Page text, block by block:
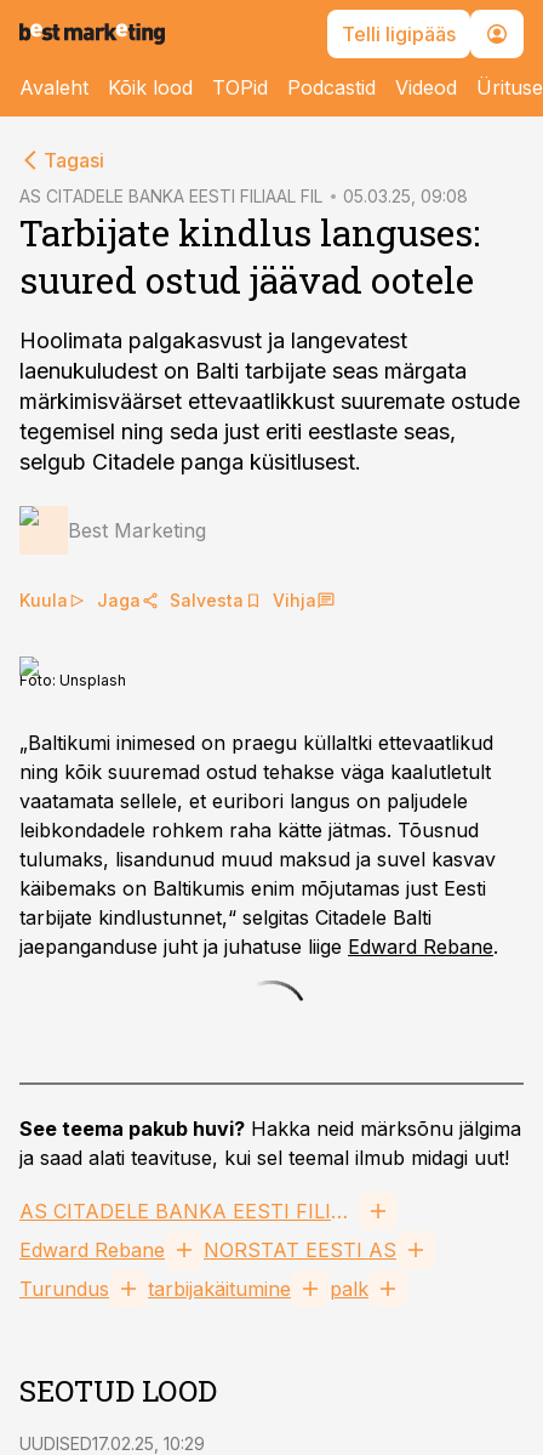
Telli ligipääs
Avaleht Kõik lood TOPid Podcastid Videod
Tagasi
AS CITADELE BANKA EESTI FILIAAL FIL 05.03.25, 09:08
Tarbijate kindlus languses:
suured ostud jäävad ootele
Hoolimata palgakasvust ja langevatest
laenukuludest on Balti tarbijate seas märgata
märkimisväärset ettevaatlikkust suuremate ostude
tegemisel ning seda just eriti eestlaste seas,
selgub Citadele panga küsitlusest.
Best Marketing
Kuula Jaga Salvesta Vihja
Foto: Unsplash
„Baltikumi inimesed on praegu küllaltki ettevaatlikud
ning kõik suuremad ostud tehakse väga kaalutletult
vaatamata sellele, et euribori langus on paljudele
leibkondadele rohkem raha kätte jätmas. Tõusnud
tulumaks, lisandunud muud maksud ja suvel kasvav
käibemaks on Baltikumis enim mõjutamas just Eesti
tarbijate kindlustunnet,“ selgitas Citadele Balti
jaepanganduse juht ja juhatuse liige Edward Rebane.
See teema pakub huvi? Hakka neid märksõnu jälgima
ja saad alati teavituse, kui sel teemal ilmub midagi uut!
AS CITADELE BANKA EESTI FILIAAL FIL
Edward Rebane
NORSTAT EESTI AS
Turundus
tarbijakäitumine palk
SEOTUD LOOD
UUDISED17.02.25, 10:29